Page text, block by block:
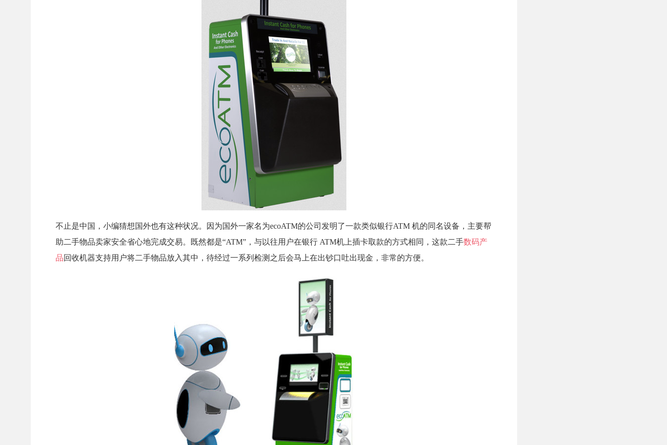
不止是中国，小编猜想国外也有这种状况。因为国外一家名为ecoATM的公司发明了一款类似银行ATM 机的同名设备，主要帮
助二手物品卖家安全省心地完成交易。既然都是“ATM”，与以往用户在银行 ATM机上插卡取款的方式相同，这款二手数码产
品回收机器支持用户将二手物品放入其中，待经过一系列检测之后会马上在出钞口吐出现金，非常的方便。